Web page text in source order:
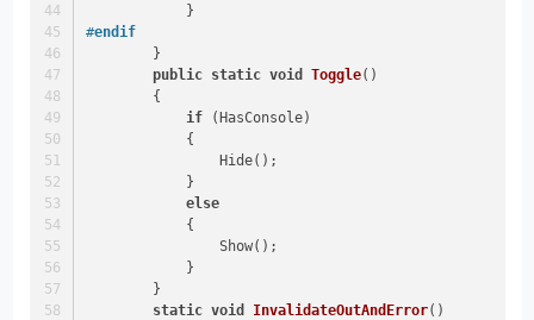
            }
#endif
        }
public static void Toggle()
        {
if (HasConsole)
            {
                Hide();
            }
else
            {
                Show();
            }
        }
static void InvalidateOutAndError()